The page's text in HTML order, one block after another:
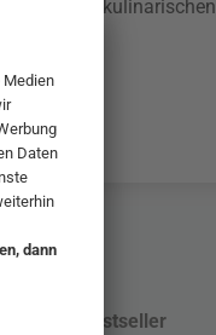
kulinarischen
Bestseller